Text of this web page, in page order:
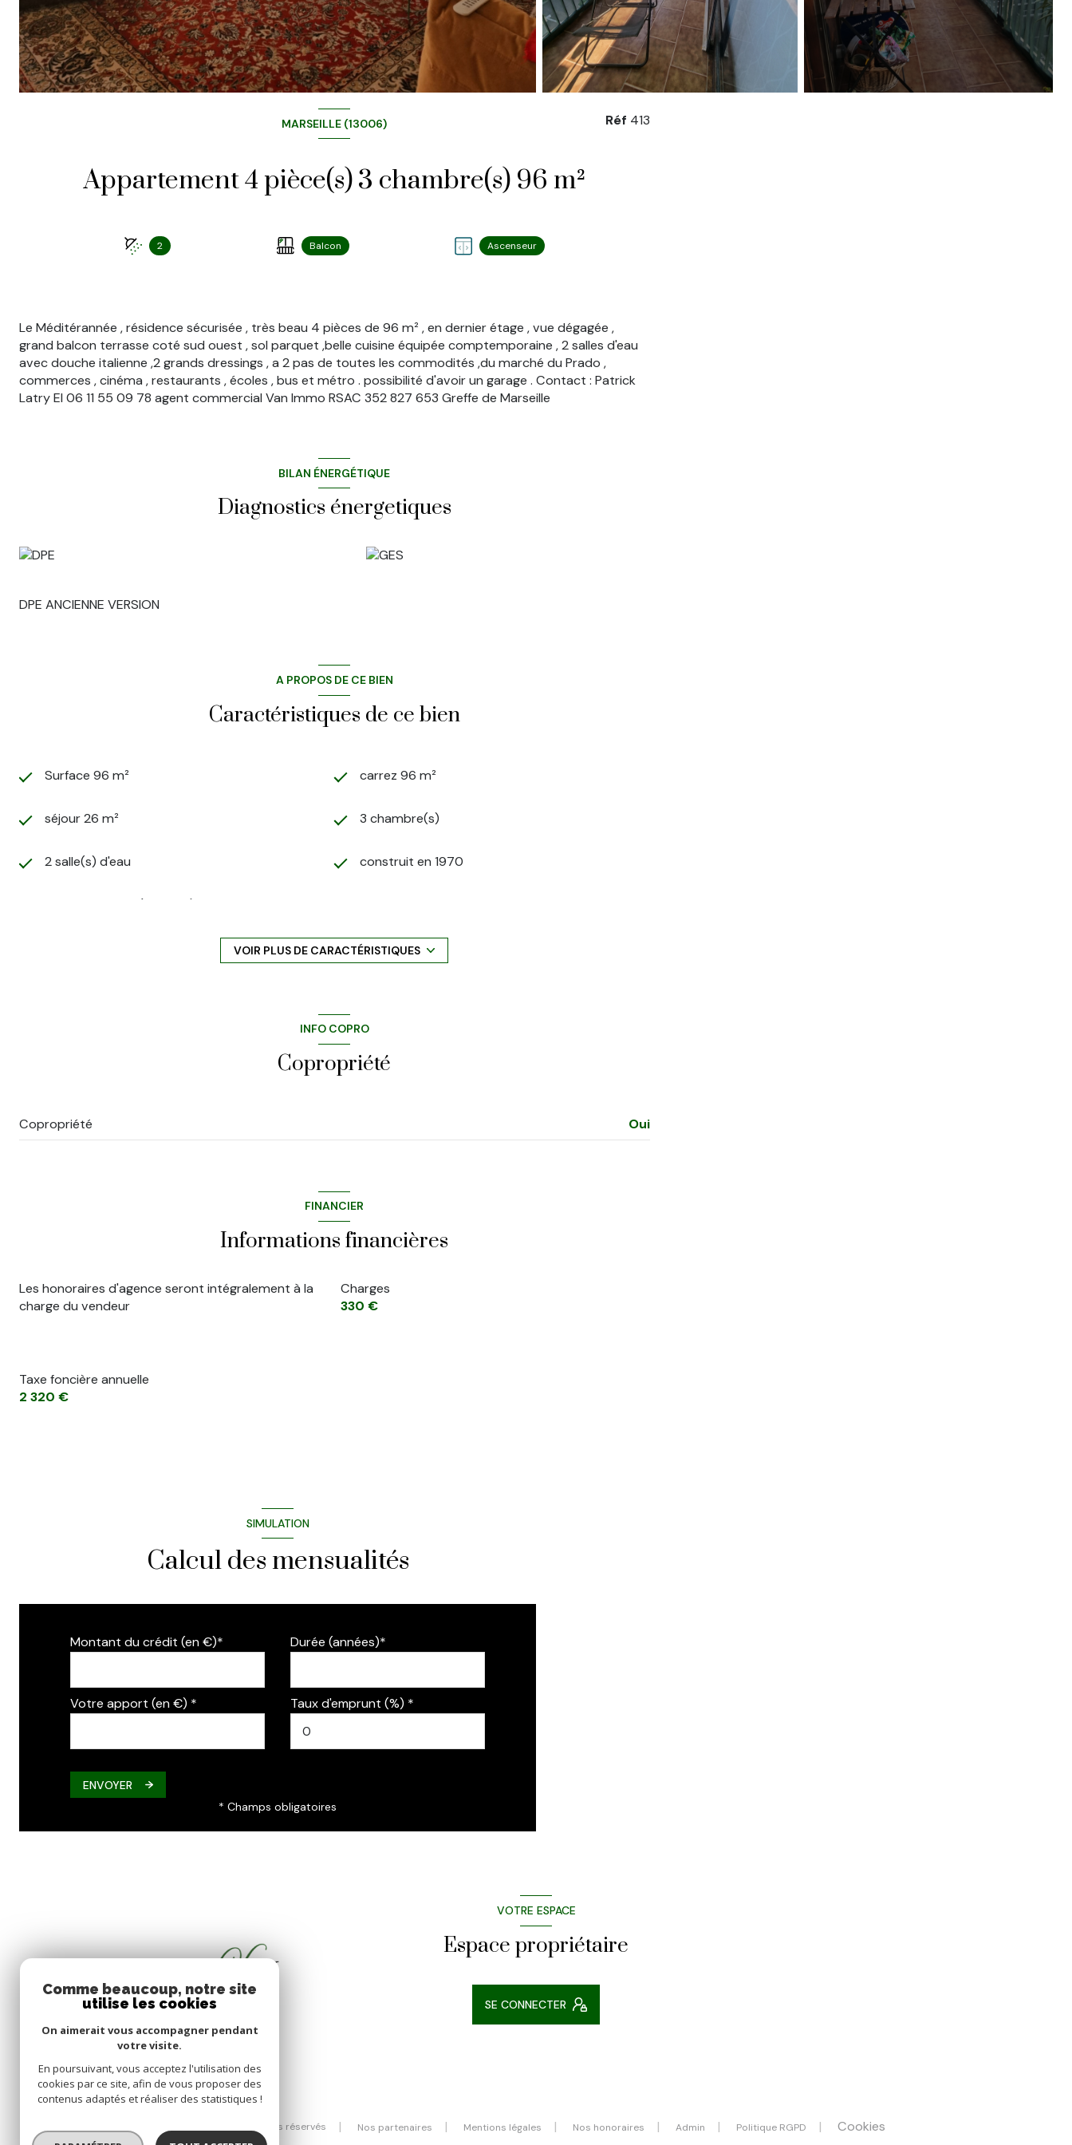
MARSEILLE (13006)
Appartement 4 pièce(s) 3 chambre(s) 96 m²
2 Balcon Ascenseur
Réf 413
Le Méditérannée , résidence sécurisée , très beau 4 pièces de 96 m² , en dernier étage , vue dégagée ,
grand balcon terrasse coté sud ouest , sol parquet ,belle cuisine équipée comptemporaine , 2 salles d'eau
avec douche italienne ,2 grands dressings , a 2 pas de toutes les commodités ,du marché du Prado ,
commerces , cinéma , restaurants , écoles , bus et métro . possibilité d'avoir un garage . Contact : Patrick
Latry EI 06 11 55 09 78 agent commercial Van Immo RSAC 352 827 653 Greffe de Marseille
BILAN ÉNERGÉTIQUE
Diagnostics énergetiques
DPE ANCIENNE VERSION
A PROPOS DE CE BIEN
Caractéristiques de ce bien
Surface 96 m² carrez 96 m²
séjour 26 m² 3 chambre(s)
2 salle(s) d'eau construit en 1970
cuisine séparée (équipée)
10 étage(s)
balcon
VOIR PLUS DE CARACTÉRISTIQUES
INFO COPRO
Copropriété
Copropriété Oui
FINANCIER
Informations financières
Les honoraires d'agence seront intégralement à la
charge du vendeur
Charges
330 €
Taxe foncière annuelle
2 320 €
SIMULATION
Calcul des mensualités
Montant du crédit (en €)* Durée (années)*
Votre apport (en €) * Taux d'emprunt (%) *
ENVOYER
* Champs obligatoires
VOTRE ESPACE
Espace propriétaire
SE CONNECTER
© 2026 | Tous droits réservés Nos partenaires Mentions légales Nos honoraires Admin Politique RGPD Cookies
Comme beaucoup, notre site
utilise les cookies
On aimerait vous accompagner pendant
votre visite.
En poursuivant, vous acceptez l'utilisation des
cookies par ce site, afin de vous proposer des
contenus adaptés et réaliser des statistiques !